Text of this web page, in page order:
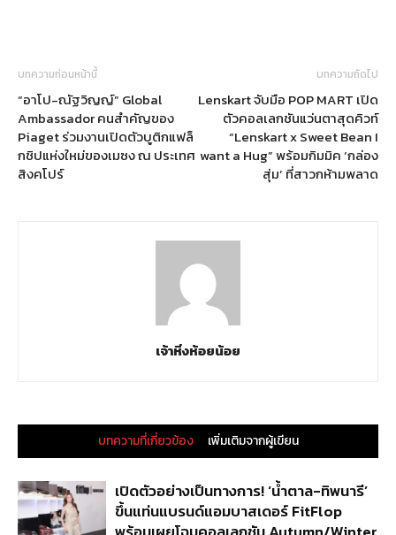
บทความก่อนหน้านี้
“อาโป-ณัฐวิญญ์” Global
Ambassador คนสำคัญของ
Piaget ร่วมงานเปิดตัวบูติกแฟล็
กชิปแห่งใหม่ของเมซง ณ ประเทศ
สิงคโปร์
บทความถัดไป
Lenskart จับมือ POP MART เปิด
ตัวคอลเลกชันแว่นตาสุดคิวท์
“Lenskart x Sweet Bean I
want a Hug” พร้อมกิมมิค ‘กล่อง
สุ่ม’ ที่สาวกห้ามพลาด
เจ้าหิ่งห้อยน้อย
บทความที่เกี่ยวข้อง เพิ่มเติมจากผู้เขียน
เปิดตัวอย่างเป็นทางการ! ‘น้ำตาล-ทิพนารี’
ขึ้นแท่นแบรนด์แอมบาสเดอร์ FitFlop